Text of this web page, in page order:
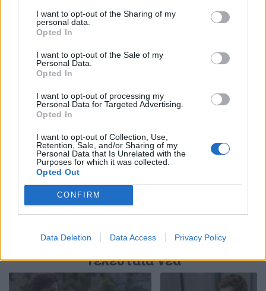
I want to opt-out of the Sharing of my
personal data.
Opted In
I want to opt-out of the Sale of my
Personal Data.
Opted In
I want to opt-out of processing my
Personal Data for Targeted Advertising.
Opted In
I want to opt-out of Collection, Use,
Retention, Sale, and/or Sharing of my
Personal Data that Is Unrelated with the
Purposes for which it was collected.
Opted Out
CONFIRM
Data Deletion Data Access Privacy Policy
Βρες την επόμενη επιχειρηματική σου στέγη
Τελευταία νέα